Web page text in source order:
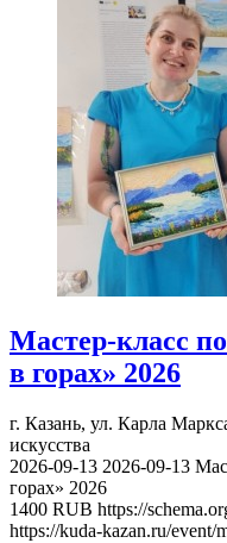
Мастер-класс
в горах» 2026
г. Казань, ул. Карла
искусства
2026-09-13 2026-09-13
горах» 2026
1400 RUB https://
https://kuda-kazan.ru/event/